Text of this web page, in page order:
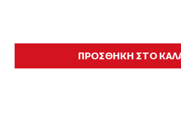
ΠΡΟΣΘΗΚΗ ΣΤΟ